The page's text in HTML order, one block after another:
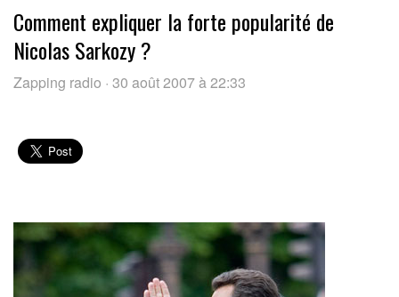
Comment expliquer la forte popularité de
Nicolas Sarkozy ?
Zapping radio · 30 août 2007 à 22:33